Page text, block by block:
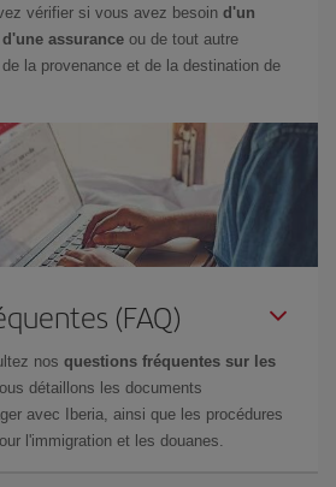
vérifier si vous avez besoin d'un
assurance ou de tout autre
la provenance et de la destination de
(FAQ)
nos questions fréquentes sur les
détaillons les documents
avec Iberia, ainsi que les procédures
l'immigration et les douanes.